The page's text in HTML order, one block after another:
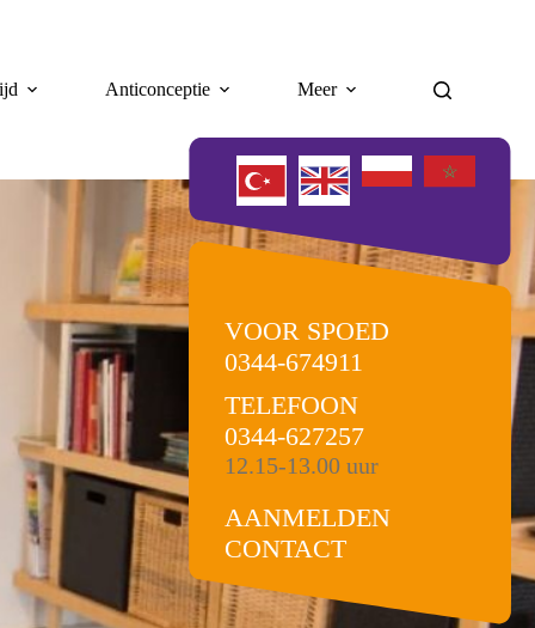
Anticonceptie Meer
VOOR SPOED
0344-674911
TELEFOON
0344-627257
12.15-13.00 uur
AANMELDEN
CONTACT